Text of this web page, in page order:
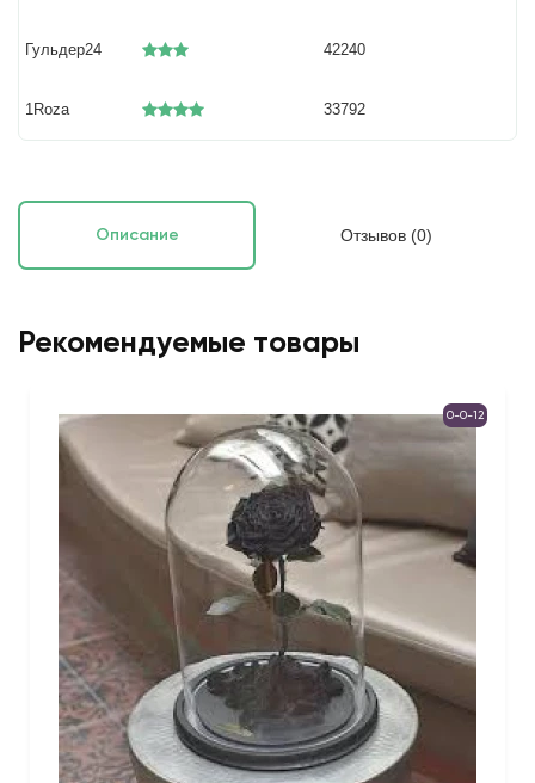
Гульдер24 42240
1Roza 33792
Описание Отзывов (0)
Рекомендуемые товары
0-0-12